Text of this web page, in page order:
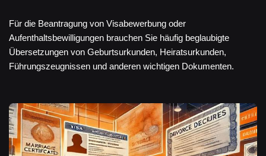
Für die Beantragung von Visabewerbung oder
Aufenthaltsbewilligungen brauchen Sie häufig beglaubigte
Übersetzungen von Geburtsurkunden, Heiratsurkunden,
Führungszeugnissen und anderen wichtigen Dokumenten.